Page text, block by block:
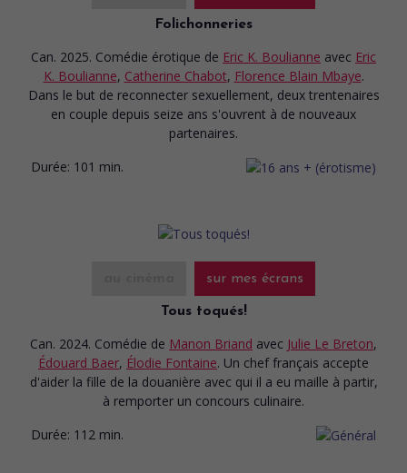
Folichonneries
Can. 2025. Comédie érotique de Eric K. Boulianne avec Eric
K. Boulianne, Catherine Chabot, Florence Blain Mbaye.
Dans le but de reconnecter sexuellement, deux trentenaires
en couple depuis seize ans s'ouvrent à de nouveaux
partenaires.
Durée: 101 min.
sur mes écrans
Tous toqués!
Can. 2024. Comédie de Manon Briand avec Julie Le Breton,
Édouard Baer, Élodie Fontaine. Un chef français accepte
d'aider la fille de la douanière avec qui il a eu maille à partir,
à remporter un concours culinaire.
Durée: 112 min.